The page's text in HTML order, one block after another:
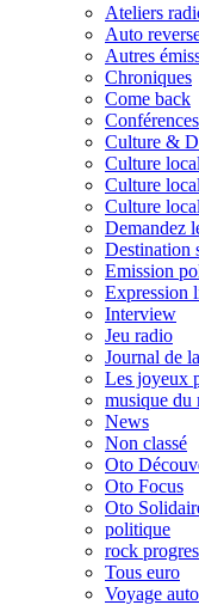
Ateliers
Auto
Autres
Chroniques
Come back
Conférences
Culture &
Culture
Culture
Culture
Demandez
Destination
Emission
Expression
Interview
Jeu radio
Journal de
Les joyeux
musique du
News
Non classé
Oto
Oto Focus
Oto
politique
rock
Tous euro
Voyage